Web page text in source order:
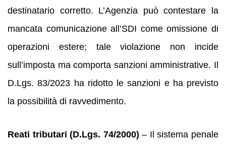
destinatario corretto. L’Agenzia può contestare la
mancata comunicazione all’SDI come omissione di
operazioni estere; tale violazione non incide
sull’imposta ma comporta sanzioni amministrative. Il
D.Lgs. 83/2023 ha ridotto le sanzioni e ha previsto
la possibilità di ravvedimento.
Reati tributari (D.Lgs. 74/2000) – Il sistema penale